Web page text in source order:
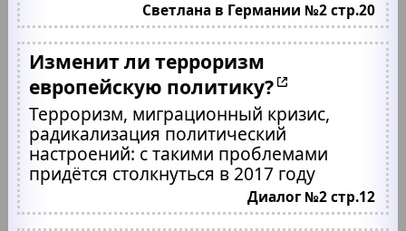
Светлана в Германии №2 стр.20
Изменит ли терроризм
европейскую политику?
Терроризм, миграционный кризис,
радикализация политический
настроений: с такими проблемами
придётся столкнуться в 2017 году
Диалог №2 стр.12